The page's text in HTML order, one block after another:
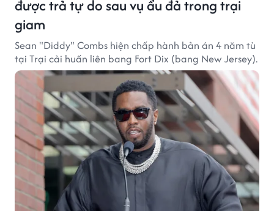
được trả tự do sau vụ ẩu đả trong trại
giam
Sean "Diddy" Combs hiện chấp hành bản án 4 năm tù
tại Trại cải huấn liên bang Fort Dix (bang New Jersey).